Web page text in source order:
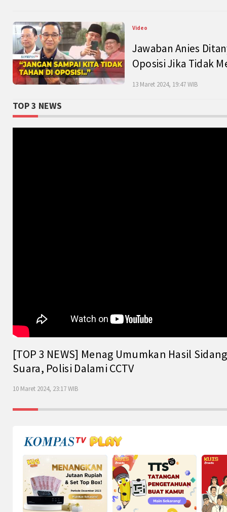
Video
Jawaban Anies
Oposisi Jika Tidak
13 Maret 2024, 19:47 WIB
TOP 3 NEWS
[TOP 3 NEWS] Menag Umumkan Hasil
Suara, Polisi Dalami CCTV
10 Maret 2024, 23:17 WIB